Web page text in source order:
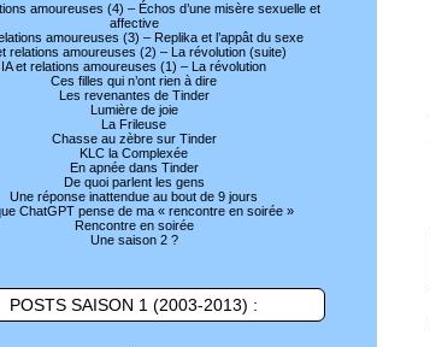
amoureuses (4) – Échos d’une misère sexuelle et
affective
amoureuses (3) – Replika et l’appât du sexe
relations amoureuses (2) – La révolution (suite)
IA et relations amoureuses (1) – La révolution
Ces filles qui n’ont rien à dire
Les revenantes de Tinder
Lumière de joie
La Frileuse
Chasse au zèbre sur Tinder
KLC la Complexée
En apnée dans Tinder
De quoi parlent les gens
Une réponse inattendue au bout de 9 jours
ChatGPT pense de ma « rencontre en soirée »
Rencontre en soirée
Une saison 2 ?
POSTS SAISON 1 (2003-2013) :